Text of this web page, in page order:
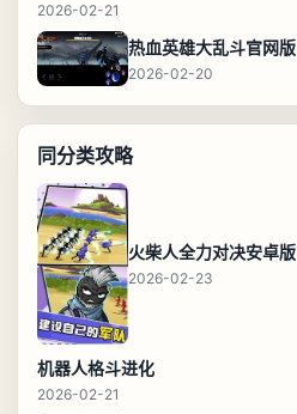
2026-02-21
热血英雄大乱斗官网版
2026-02-20
同分类攻略
火柴人全力对决安卓版
2026-02-23
机器人格斗进化
2026-02-21